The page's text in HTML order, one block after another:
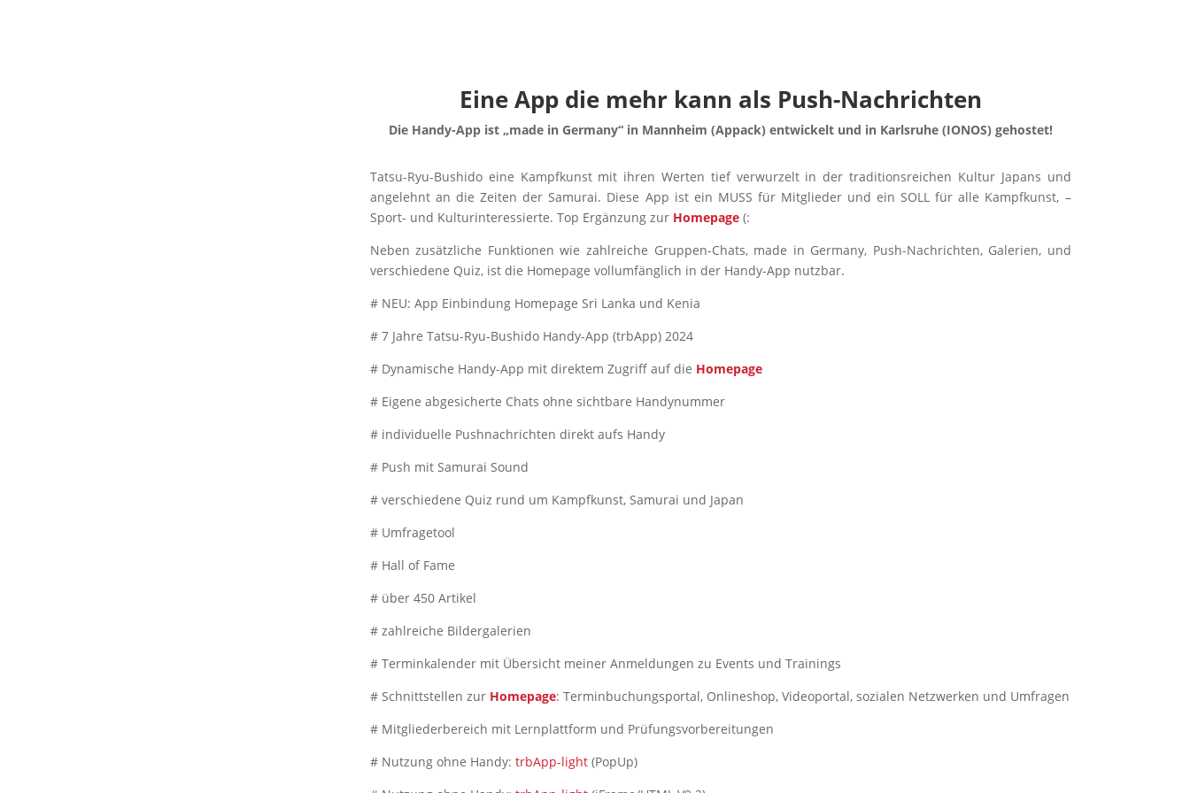
Eine App die mehr kann als Push-Nachrichten
Die Handy-App ist „made in Germany“ in Mannheim (Appack) entwickelt und in Karlsruhe (IONOS) gehostet!
Tatsu-Ryu-Bushido eine Kampfkunst mit ihren Werten tief verwurzelt in der traditionsreichen Kultur Japans und
angelehnt an die Zeiten der Samurai. Diese App ist ein MUSS für Mitglieder und ein SOLL für alle Kampfkunst, –
Sport- und Kulturinteressierte. Top Ergänzung zur Homepage(:
Neben zusätzliche Funktionen wie zahlreiche Gruppen-Chats, made in Germany, Push-Nachrichten, Galerien, und
verschiedene Quiz, ist die Homepage vollumfänglich in der Handy-App nutzbar.
# NEU: App Einbindung Homepage Sri Lanka und Kenia
# 7 Jahre Tatsu-Ryu-Bushido Handy-App (trbApp) 2024
# Dynamische Handy-App mit direktem Zugriff auf die Homepage
# Eigene abgesicherte Chats ohne sichtbare Handynummer
# individuelle Pushnachrichten direkt aufs Handy
# Push mit Samurai Sound
# verschiedene Quiz rund um Kampfkunst, Samurai und Japan
# Umfragetool
# Hall of Fame
# über 450 Artikel
# zahlreiche Bildergalerien
# Terminkalender mit Übersicht meiner Anmeldungen zu Events und Trainings
# Schnittstellen zur Homepage: Terminbuchungsportal, Onlineshop, Videoportal, sozialen Netzwerken und Umfragen
# Mitgliederbereich mit Lernplattform und Prüfungsvorbereitungen
# Nutzung ohne Handy: trbApp-light(PopUp)